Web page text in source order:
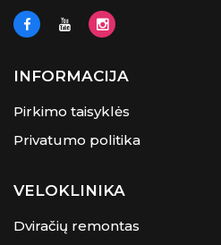
INFORMACIJA
Pirkimo taisyklės
Privatumo politika
VELOKLINIKA
Dviračių remontas